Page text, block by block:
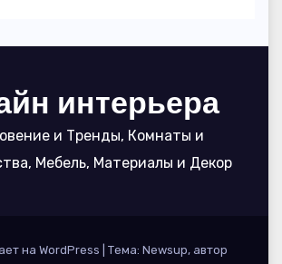
интерьера
и Тренды, Комнаты и
Мебель, Материалы и Декор
на WordPress Тема: Newsup, автор